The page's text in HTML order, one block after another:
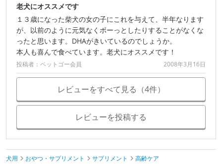
老犬にオススメです
１３歳になった柴犬の女の子にこれを与えて、半年なります
が、以前のように元気なくボーっとしたりすることがなくな
ったと思います。DHAがきいているのでしょうか。
本人も喜んで食べています。老犬にオススメです！
投稿者：ペットゴー会員 2008年3月16日
レビューをすべて見る（4件）
レビューを投稿する
犬用 おやつ・サプリメント サプリメント
高齢ケア